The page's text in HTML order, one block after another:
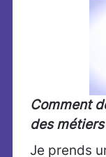
Comment
des
Je prends